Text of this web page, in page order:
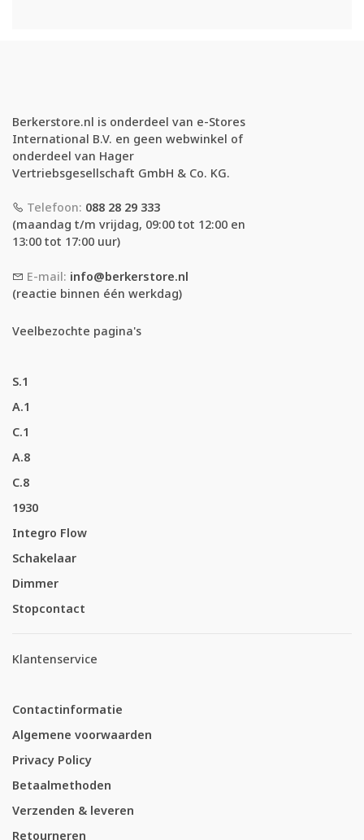
Berkerstore.nl is onderdeel van e-Stores
International B.V. en geen webwinkel of
onderdeel van Hager
Vertriebsgesellschaft GmbH & Co. KG.
Telefoon: 088 28 29 333
(maandag t/m vrijdag, 09:00 tot 12:00 en
13:00 tot 17:00 uur)
E-mail: info@berkerstore.nl
(reactie binnen één werkdag)
Veelbezochte pagina's
S.1
A.1
C.1
A.8
C.8
1930
Integro Flow
Schakelaar
Dimmer
Stopcontact
Klantenservice
Contactinformatie
Algemene voorwaarden
Privacy Policy
Betaalmethoden
Verzenden & leveren
Retourneren